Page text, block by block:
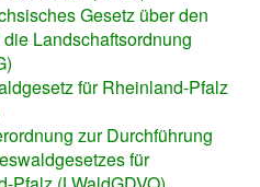
Gesetz über den
Landschaftsordnung
für Rheinland-Pfalz
zur Durchführung
für